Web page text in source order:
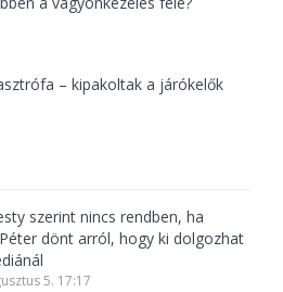
– kipakoltak a járókelők
szerint nincs rendben, ha
dönt arról, hogy ki dolgozhat
5. 17:17